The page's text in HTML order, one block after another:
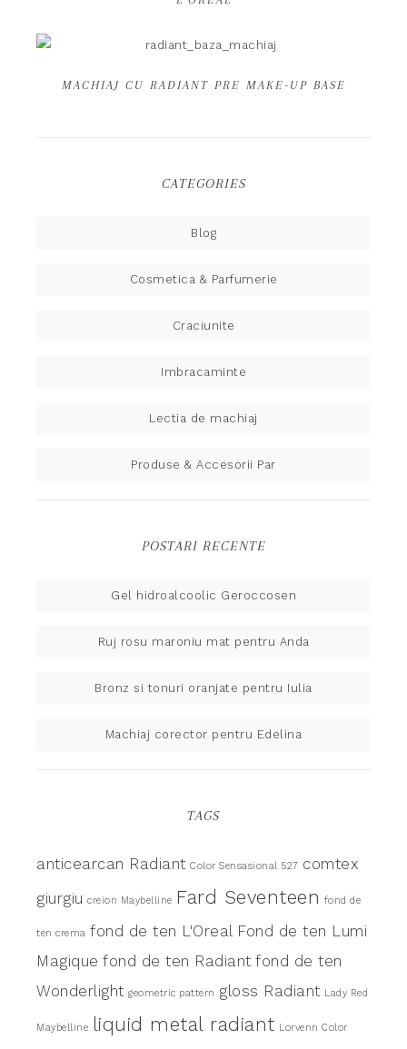
MACHIAJ CU RADIANT PRE MAKE-UP BASE
CATEGORIES
Blog
Cosmetica & Parfumerie
Craciunite
Imbracaminte
Lectia de machiaj
Produse & Accesorii Par
POSTARI RECENTE
Gel hidroalcoolic Geroccosen
Ruj rosu maroniu mat pentru Anda
Bronz si tonuri oranjate pentru Iulia
Machiaj corector pentru Edelina
TAGS
anticearcan Radiant Color Sensasional 527 comtex
giurgiu creion Maybelline Fard Seventeen fond de
ten crema fond de ten L'Oreal Fond de ten Lumi
Magique fond de ten Radiant fond de ten
Wonderlight geometric pattern gloss Radiant Lady Red
Maybelline liquid metal radiant Lorvenn Color